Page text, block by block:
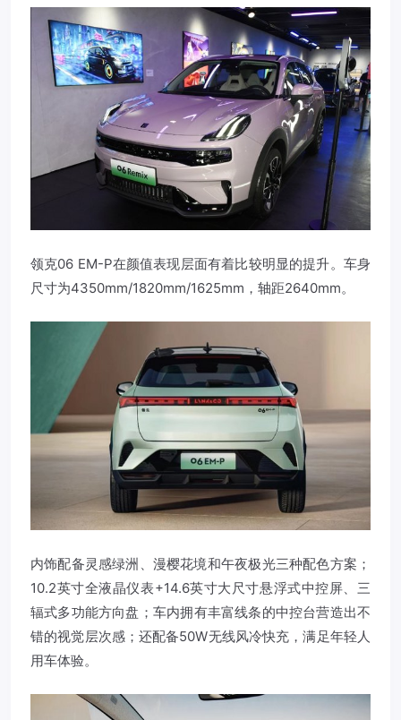
领克06 EM-P在颜值表现层面有着比较明显的提升。车身
尺寸为4350mm/1820mm/1625mm，轴距2640mm。
内饰配备灵感绿洲、漫樱花境和午夜极光三种配色方案；
10.2英寸全液晶仪表+14.6英寸大尺寸悬浮式中控屏、三
辐式多功能方向盘；车内拥有丰富线条的中控台营造出不
错的视觉层次感；还配备50W无线风冷快充，满足年轻人
用车体验。